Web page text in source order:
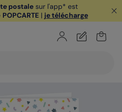
postale sur l'app* est
POPCARTE| je télécharge